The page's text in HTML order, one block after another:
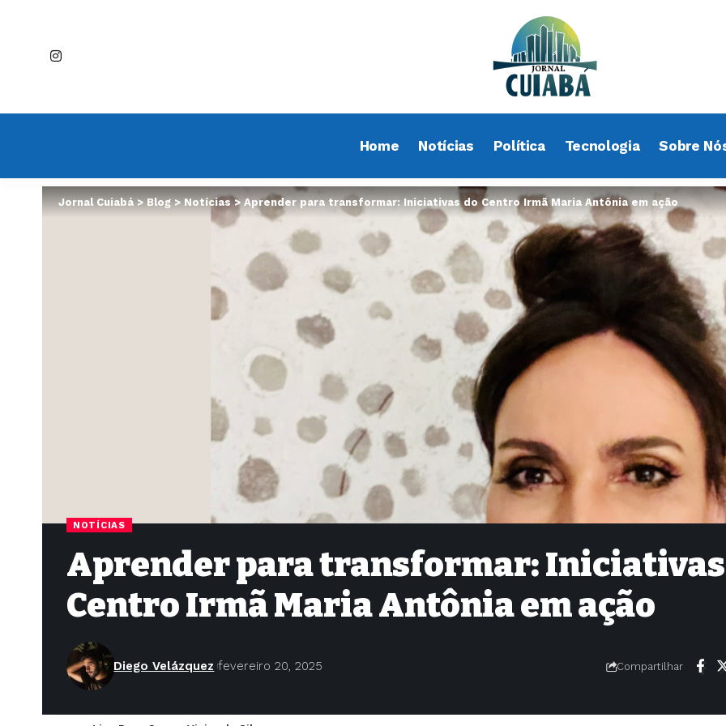
Home Notícias Política Tecnologia Sobre
Jornal Cuiabá>Blog>Notícias>Aprender para transformar: Iniciativas do Centro Irmã Maria Antônia em ação
NOTÍCIAS
Aprender para transformar:
Centro Irmã Maria Antônia em ação
Diego Velázquez fevereiro 20, 2025 Compartilhar